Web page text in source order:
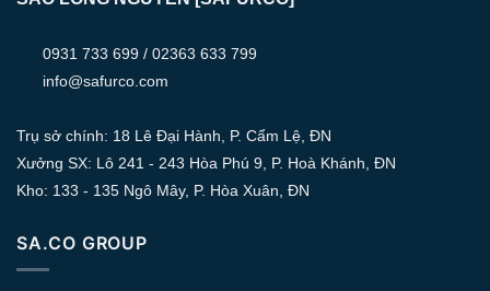
0931 733 699 / 02363 633 799
info@safurco.com
Trụ sở chính: 18 Lê Đại Hành, P. Cẩm Lệ, ĐN
Xưởng SX: Lô 241 - 243 Hòa Phú 9, P. Hoà Khánh, ĐN
Kho: 133 - 135 Ngô Mây, P. Hòa Xuân, ĐN
SA.CO GROUP